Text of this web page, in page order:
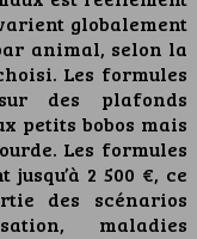
globalement
animal, selon la
Les formules
des plafonds
petits bobos mais
Les formules
2 500 €, ce
des scénarios
maladies